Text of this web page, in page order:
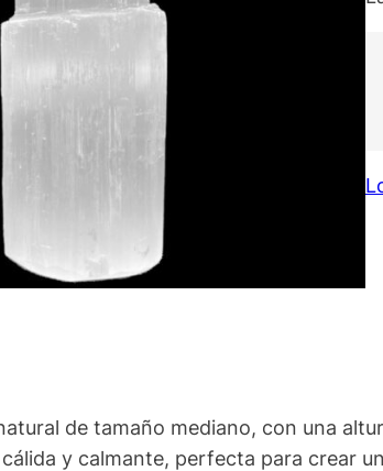
de tamaño mediano, con una
y calmante, perfecta para crear